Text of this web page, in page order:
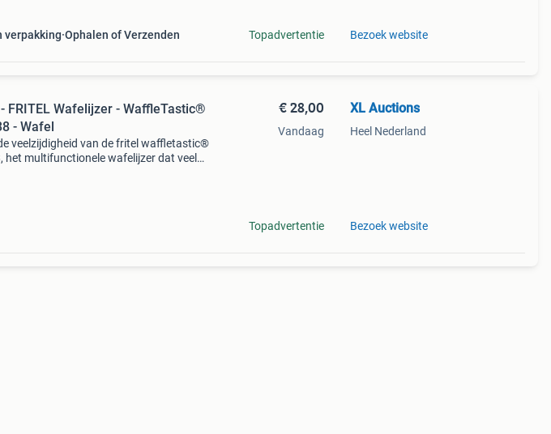
verpakking Ophalen of Verzenden Topadvertentie Bezoek website
FRITEL Wafelijzer - WaffleTastic®
- Wafel
veelzijdigheid van de fritel waffletastic®
het multifunctionele wafelijzer dat veel
€ 28,00
Vandaag
Topadvertentie
XL Auctions
Heel Nederland
Bezoek website